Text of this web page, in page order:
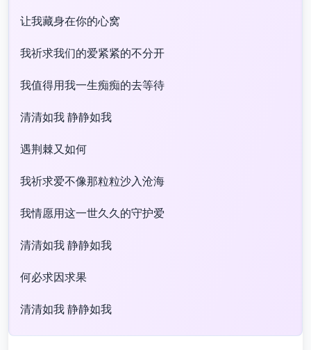
让我藏身在你的心窝
我祈求我们的爱紧紧的不分开
我值得用我一生痴痴的去等待
清清如我 静静如我
遇荆棘又如何
我祈求爱不像那粒粒沙入沧海
我情愿用这一世久久的守护爱
清清如我 静静如我
何必求因求果
清清如我 静静如我